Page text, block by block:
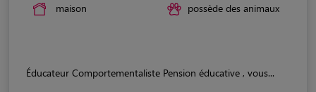
maison possède des animaux
Éducateur Comportementaliste Pension éducative , vous...